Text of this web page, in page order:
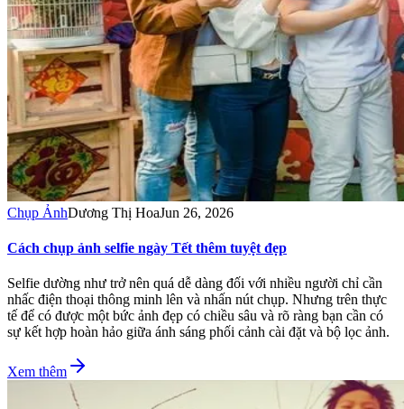
Chụp ẢnhDương Thị HoaJun 26, 2026
Cách chụp ảnh selfie ngày Tết thêm tuyệt đẹp
Selfie dường như trở nên quá dễ dàng đối với nhiều người chỉ cần
nhấc điện thoại thông minh lên và nhấn nút chụp. Nhưng trên thực
tế để có được một bức ảnh đẹp có chiều sâu và rõ ràng bạn cần có
sự kết hợp hoàn hảo giữa ánh sáng phối cảnh cài đặt và bộ lọc ảnh.
Xem thêm